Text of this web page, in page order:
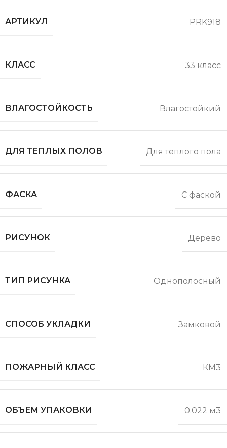
АРТИКУЛ PRK918
КЛАСС 33 класс
ВЛАГОСТОЙКОСТЬ Влагостойкий
ДЛЯ ТЕПЛЫХ ПОЛОВ Для теплого пола
ФАСКА С фаской
РИСУНОК Дерево
ТИП РИСУНКА Однополосный
СПОСОБ УКЛАДКИ Замковой
ПОЖАРНЫЙ КЛАСС КМ3
ОБЪЕМ УПАКОВКИ 0.022 м3